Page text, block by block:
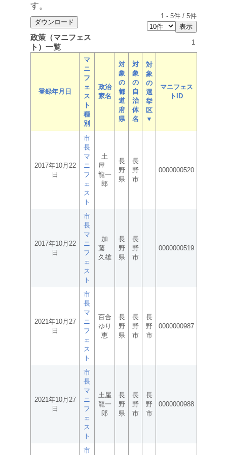
す。
1 - 5件 / 5件
政策（マニフェス
ト）一覧
1
登録年月日
マ
ニ
フ
ェ
ス
ト
種
別
政治
家名
対
象
の
都
道
府
県
対
象
の
自
治
体
名
対
象
の
選
挙
区
▼
マニフェス
トID
2017年10月22
日
市
長
マ
ニ
フ
ェ
ス
ト
土
屋
龍一
郎
長
野
県
長
野
市
0000000520
2017年10月22
日
市
長
マ
ニ
フ
ェ
ス
ト
加
藤
久雄
長
野
県
長
野
市
0000000519
2021年10月27
日
市
長
マ
ニ
フ
ェ
ス
ト
百合
ゆり
恵
長
野
県
長
野
市
長
野
市
0000000987
2021年10月27
日
市
長
マ
ニ
フ
ェ
ス
ト
土屋
龍一
郎
長
野
県
長
野
市
長
野
市
0000000988
市